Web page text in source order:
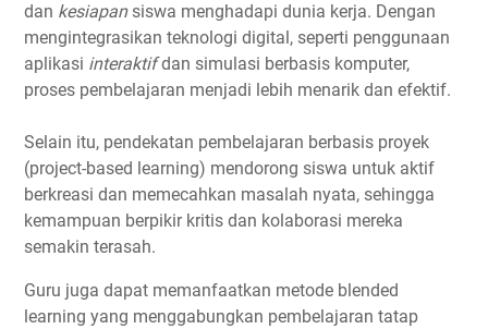
dan kesiapansiswa menghadapi dunia kerja. Dengan
mengintegrasikan teknologi digital, seperti penggunaan
aplikasi interaktifdan simulasi berbasis komputer,
proses pembelajaran menjadi lebih menarik dan efektif.
Selain itu, pendekatan pembelajaran berbasis proyek
(project-based learning) mendorong siswa untuk aktif
berkreasi dan memecahkan masalah nyata, sehingga
kemampuan berpikir kritis dan kolaborasi mereka
semakin terasah.
Guru juga dapat memanfaatkan metode blended
learning yang menggabungkan pembelajaran tatap